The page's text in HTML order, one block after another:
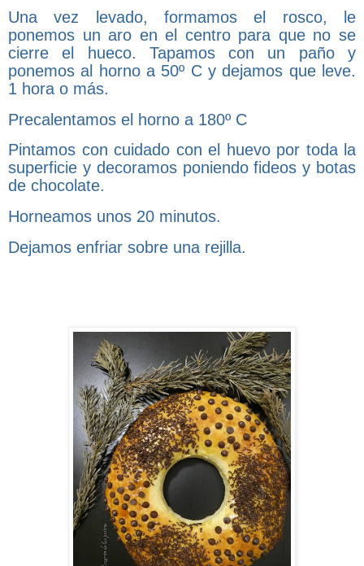
Una vez levado, formamos el rosco, le
ponemos un aro en el centro para que no se
cierre el hueco. Tapamos con un paño y
ponemos al horno a 50º C y dejamos que leve.
1 hora o más.
Precalentamos el horno a 180º C
Pintamos con cuidado con el huevo por toda la
superficie y decoramos poniendo fideos y botas
de chocolate.
Horneamos unos 20 minutos.
Dejamos enfriar sobre una rejilla.